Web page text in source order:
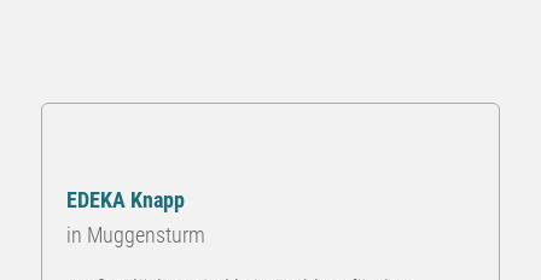
EDEKA Knapp
in Muggensturm